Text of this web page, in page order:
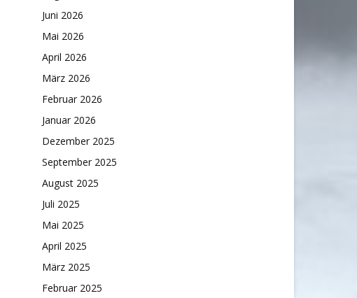
Juni 2026
Mai 2026
April 2026
März 2026
Februar 2026
Januar 2026
Dezember 2025
September 2025
August 2025
Juli 2025
Mai 2025
April 2025
März 2025
Februar 2025